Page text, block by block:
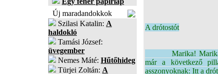
Új maradandokkok
Szilasi Katalin: A
haldokló
Tamási József:
üvegember
Nemes Máté: Hűtőhideg
Türjei Zoltán: A
A drótostót
Marika! Marika! Itt
már a következő
asszonyoknak: Itt a